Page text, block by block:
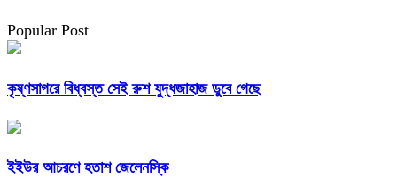
Popular Post
কৃষ্ণসাগরে বিধ্বস্ত সেই রুশ যুদ্ধজাহাজ ডুবে গেছে
ইইউর আচরণে হতাশ জেলেনস্কি